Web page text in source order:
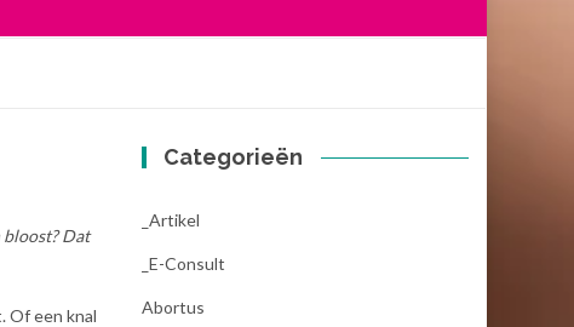
bloost? Dat
Of een knal
Categorieën
_Artikel
_E-Consult
Abortus